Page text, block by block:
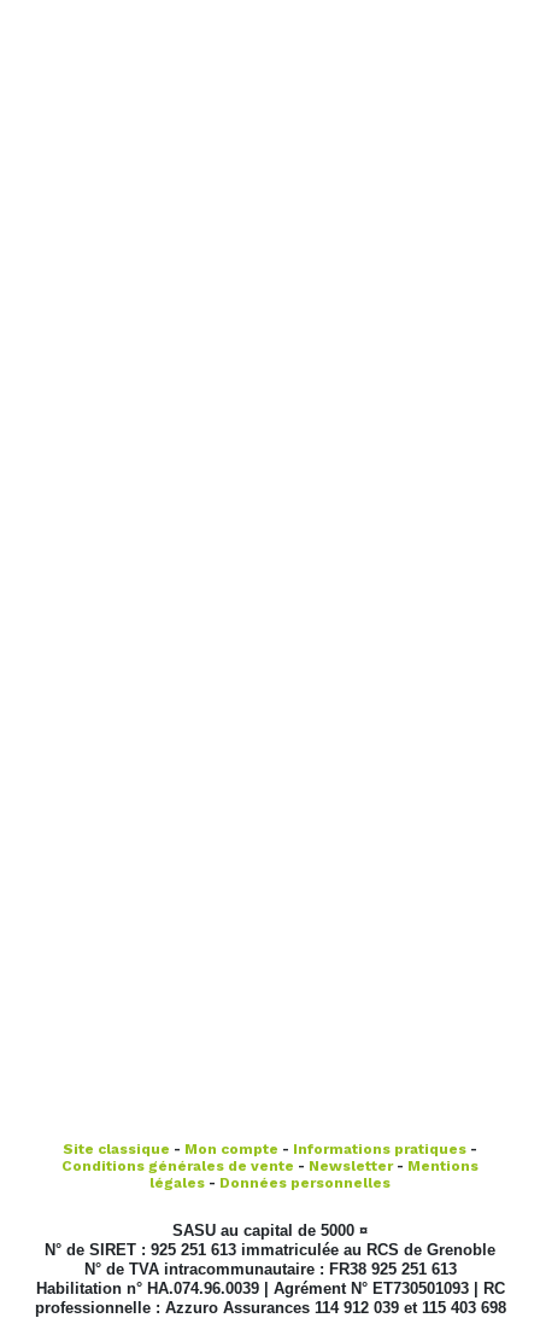
Site classique - Mon compte - Informations pratiques -
Conditions générales de vente - Newsletter- Mentions
légales - Données personnelles
SASU au capital de 5000 ¤
N° de SIRET : 925 251 613 immatriculée au RCS de Grenoble
N° de TVA intracommunautaire : FR38 925 251 613
Habilitation n° HA.074.96.0039 | Agrément N° ET730501093 | RC
professionnelle : Azzuro Assurances 114 912 039 et 115 403 698